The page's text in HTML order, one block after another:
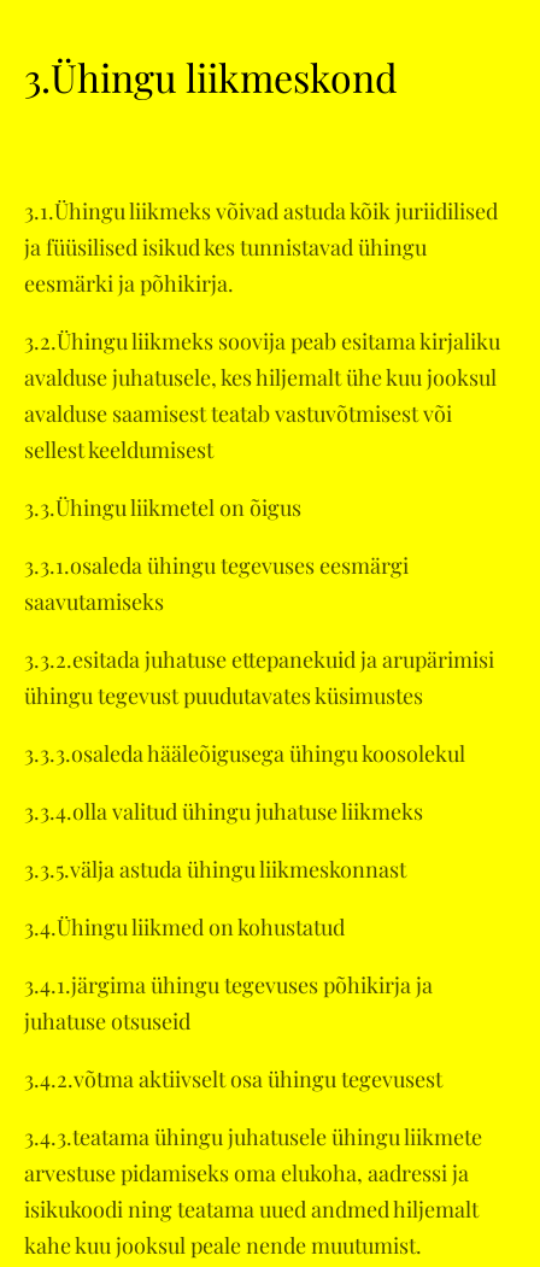
3.Ühingu liikmeskond
3.1.Ühingu liikmeks võivad astuda kõik juriidilised
ja füüsilised isikud kes tunnistavad ühingu
eesmärki ja põhikirja.
3.2.Ühingu liikmeks soovija peab esitama kirjaliku
avalduse juhatusele, kes hiljemalt ühe kuu jooksul
avalduse saamisest teatab vastuvõtmisest või
sellest keeldumisest
3.3.Ühingu liikmetel on õigus
3.3.1.osaleda ühingu tegevuses eesmärgi
saavutamiseks
3.3.2.esitada juhatuse ettepanekuid ja arupärimisi
ühingu tegevust puudutavates küsimustes
3.3.3.osaleda hääleõigusega ühingu koosolekul
3.3.4.olla valitud ühingu juhatuse liikmeks
3.3.5.välja astuda ühingu liikmeskonnast
3.4.Ühingu liikmed on kohustatud
3.4.1.järgima ühingu tegevuses põhikirja ja
juhatuse otsuseid
3.4.2.võtma aktiivselt osa ühingu tegevusest
3.4.3.teatama ühingu juhatusele ühingu liikmete
arvestuse pidamiseks oma elukoha, aadressi ja
isikukoodi ning teatama uued andmed hiljemalt
kahe kuu jooksul peale nende muutumist.